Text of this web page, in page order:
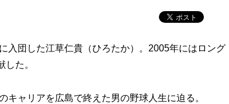
団した江草仁貴（ひろたか）。2005年にはロング
た。
ャリアを広島で終えた男の野球人生に迫る。